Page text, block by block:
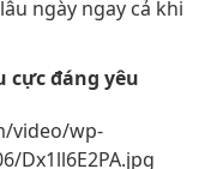
ngày ngay cả khi
cực đáng yêu
video/wp-
Dx1ll6E2PA.jpg